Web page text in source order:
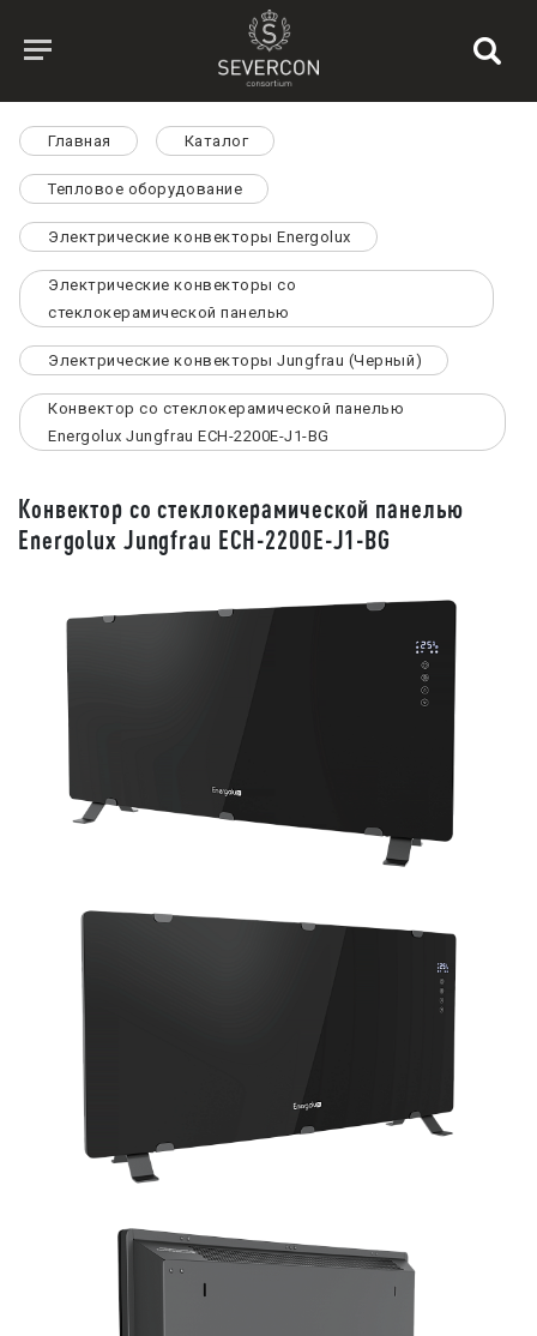
Главная Каталог
Тепловое оборудование
Электрические конвекторы Energolux
Электрические конвекторы со
стеклокерамической панелью
Электрические конвекторы Jungfrau (Черный)
Конвектор со стеклокерамической панелью
Energolux Jungfrau ECH-2200E-J1-BG
Конвектор со стеклокерамической панелью
Energolux Jungfrau ECH-2200E-J1-BG